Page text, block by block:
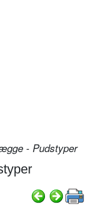
- Pudstyper